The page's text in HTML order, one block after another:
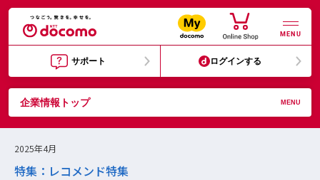
MENU
サポート ログインする
企業情報トップ MENU
2025年4月
特集：レコメンド特集